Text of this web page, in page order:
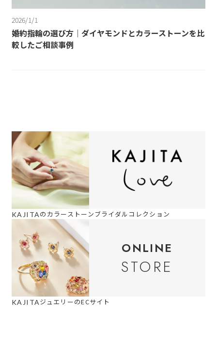
2026/1/1
婚約指輪の選び方｜ダイヤモンドとカラーストーンを比
較したご相談事例
KAJITAの カラーストーンブライダルコレクション
ONLINE
STORE
KAJITAジュエリーのECサイト